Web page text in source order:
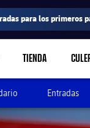
para los primeros
TIENDA
Entradas